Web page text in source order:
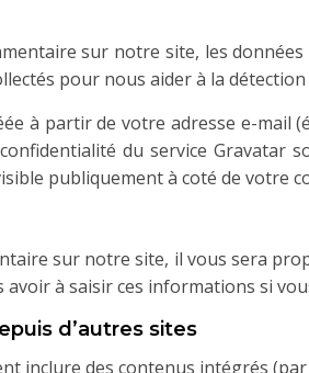
sur notre site, les
pour nous aider à la
à partir de votre adresse e-
du service Gravatar
publiquement à coté de votre
sur notre site, il vous sera
à saisir ces informations si
d’autres sites
inclure des contenus intégrés